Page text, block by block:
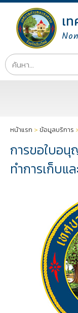
เ
หน้าแรก > ข้อมูลบริการ
การขอใบอ
ทำการเก็บแ